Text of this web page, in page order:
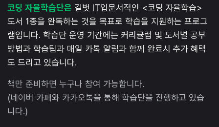
코딩 자율학습단은 길벗 IT입문서적인 <코딩 자율학습>
도서 1종을 완독하는 것을 목표로 학습을 지원하는 프로그
램입니다. 학습단 운영 기간에는 커리큘럼 및 도서별 공부
방법과 학습팁과 매일 카톡 알림과 함께 완료시 추가 혜택
도 드리고 있습니다.
책만 준비하면 누구나 참여 가능합니다.
(네이버 카페와 카카오톡을 통해 학습단을 진행하고 있습
니다.)